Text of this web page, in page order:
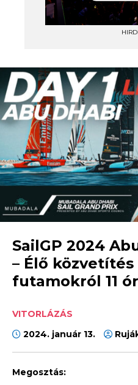
SailGP 2024
– Élő
futamokról 11
VITORLÁZÁS
2024. január 13.
Megosztás: